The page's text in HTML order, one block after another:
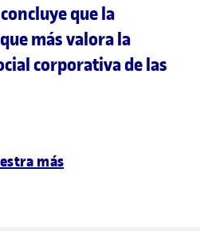
que la
más valora la
corporativa de las
más